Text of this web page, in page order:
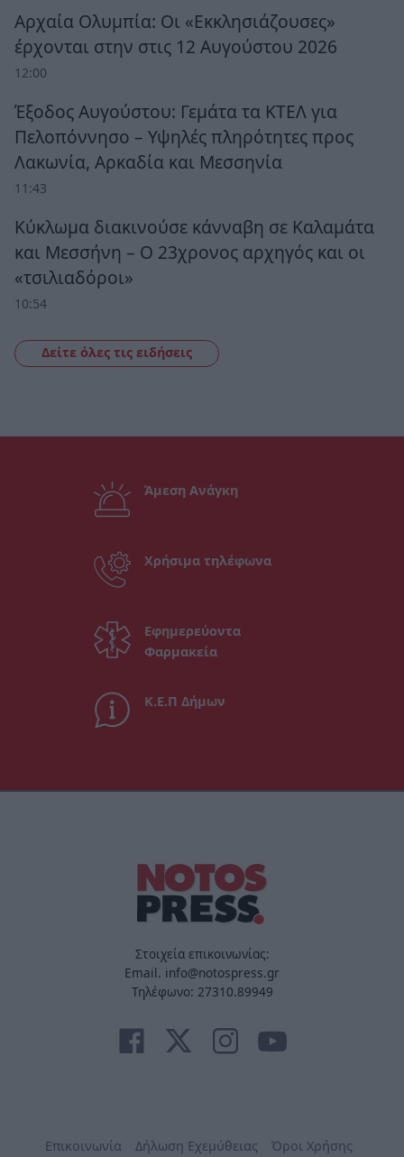
Αρχαία Ολυμπία: Οι «Εκκλησιάζουσες»
έρχονται στην στις 12 Αυγούστου 2026
12:00
Έξοδος Αυγούστου: Γεμάτα τα ΚΤΕΛ για
Πελοπόννησο – Υψηλές πληρότητες προς
Λακωνία, Αρκαδία και Μεσσηνία
11:43
Κύκλωμα διακινούσε κάνναβη σε Καλαμάτα
και Μεσσήνη – Ο 23χρονος αρχηγός και οι
«τσιλιαδόροι»
10:54
Δείτε όλες τις ειδήσεις
Άμεση Ανάγκη
Χρήσιμα τηλέφωνα
Εφημερεύοντα
Φαρμακεία
Κ.Ε.Π Δήμων
Στοιχεία επικοινωνίας:
Email. info@notospress.gr
Τηλέφωνο: 27310.89949
Επικοινωνία Δήλωση Εχεμύθειας Όροι Χρήσης